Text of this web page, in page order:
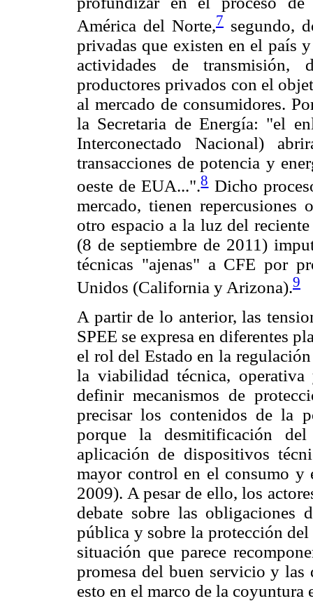
América del Norte,7 segundo,
privadas que existen en el
actividades de transmisión,
productores privados con el
al mercado de consumidores.
la Secretaria de Energía: "el
Interconectado Nacional)
transacciones de potencia y
oeste de EUA...".8Dicho
mercado, tienen repercusiones
otro espacio a la luz del
(8 de septiembre de 2011)
técnicas "ajenas" a CFE por
Unidos (California y Arizona).9
A partir de lo anterior, las
SPEE se expresa en diferentes
el rol del Estado en la
la viabilidad técnica,
definir mecanismos de
precisar los contenidos de la
porque la desmitificación
aplicación de dispositivos
mayor control en el consumo y
2009). A pesar de ello, los
debate sobre las obligaciones
pública y sobre la protección
situación que parece
promesa del buen servicio y las
esto en el marco de la coyuntura